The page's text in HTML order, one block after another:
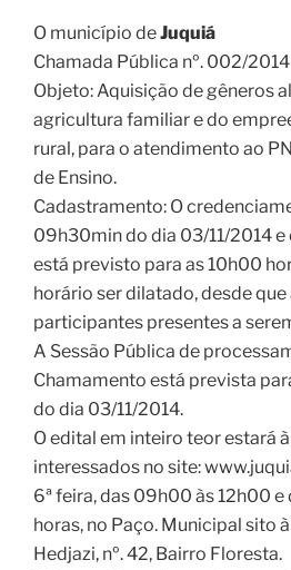
O município deJuquiá
Chamada Pública nº. 002/2014
Objeto: Aquisição de gêneros
agricultura familiar e do
rural, para o atendimento ao
de Ensino.
Cadastramento: O
09h30min do dia 03/11/2014 e
está previsto para as 10h00
horário ser dilatado, desde que
participantes presentes a
A Sessão Pública de
Chamamento está prevista
do dia 03/11/2014.
O edital em inteiro teor estará
interessados no site:
6ª feira, das 09h00 às 12h00 e
horas, no Paço. Municipal sito
Hedjazi, nº. 42, Bairro Floresta.